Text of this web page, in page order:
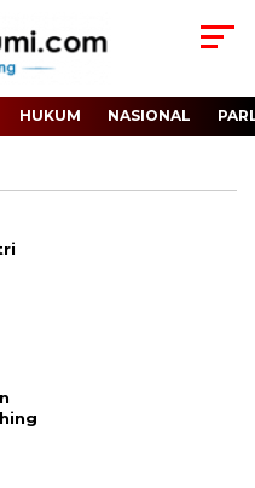
HUKUM NASIONAL